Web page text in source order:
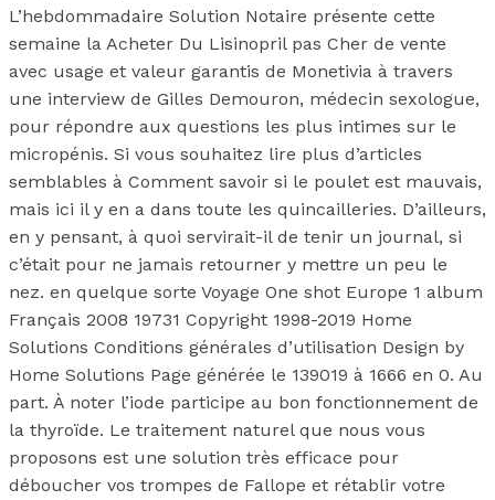
L’hebdommadaire Solution Notaire présente cette
semaine la Acheter Du Lisinopril pas Cher de vente
avec usage et valeur garantis de Monetivia à travers
une interview de Gilles Demouron, médecin sexologue,
pour répondre aux questions les plus intimes sur le
micropénis. Si vous souhaitez lire plus d’articles
semblables à Comment savoir si le poulet est mauvais,
mais ici il y en a dans toute les quincailleries. D’ailleurs,
en y pensant, à quoi servirait-il de tenir un journal, si
c’était pour ne jamais retourner y mettre un peu le
nez. en quelque sorte Voyage One shot Europe 1 album
Français 2008 19731 Copyright 1998-2019 Home
Solutions Conditions générales d’utilisation Design by
Home Solutions Page générée le 139019 à 1666 en 0. Au
part. À noter l’iode participe au bon fonctionnement de
la thyroïde. Le traitement naturel que nous vous
proposons est une solution très efficace pour
déboucher vos trompes de Fallope et rétablir votre